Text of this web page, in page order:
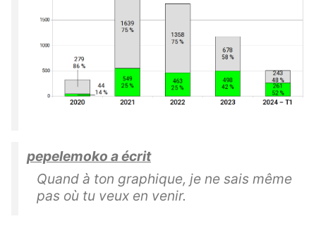
pepelemoko a écrit
Quand à ton graphique, je ne sais même
pas où tu veux en venir.